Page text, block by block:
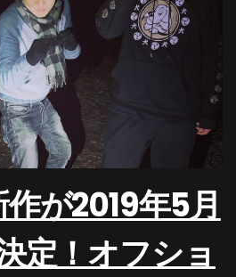
が2019年5月
定！オフショ